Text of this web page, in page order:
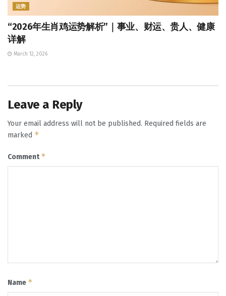
运势
“2026年生肖鸡运势解析”｜事业、财运、贵人、健康
详解
March 12, 2026
Leave a Reply
Your email address will not be published. Required fields are
marked *
Comment*
Name *